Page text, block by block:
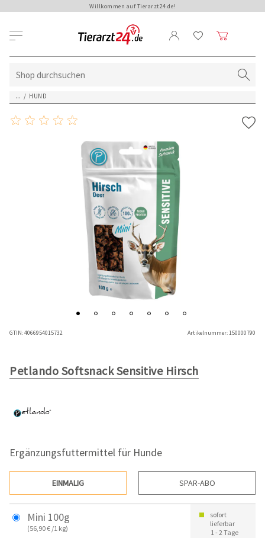
Willkommen auf Tierarzt24.de!
... / HUND
GTIN:4066954015732 Artikelnummer:150000790
Petlando Softsnack Sensitive Hirsch
Ergänzungsfuttermittel für Hunde
EINMALIG SPAR-ABO
Mini 100g
(56,90 € /1 kg)
sofort
lieferbar
1 - 2 Tage